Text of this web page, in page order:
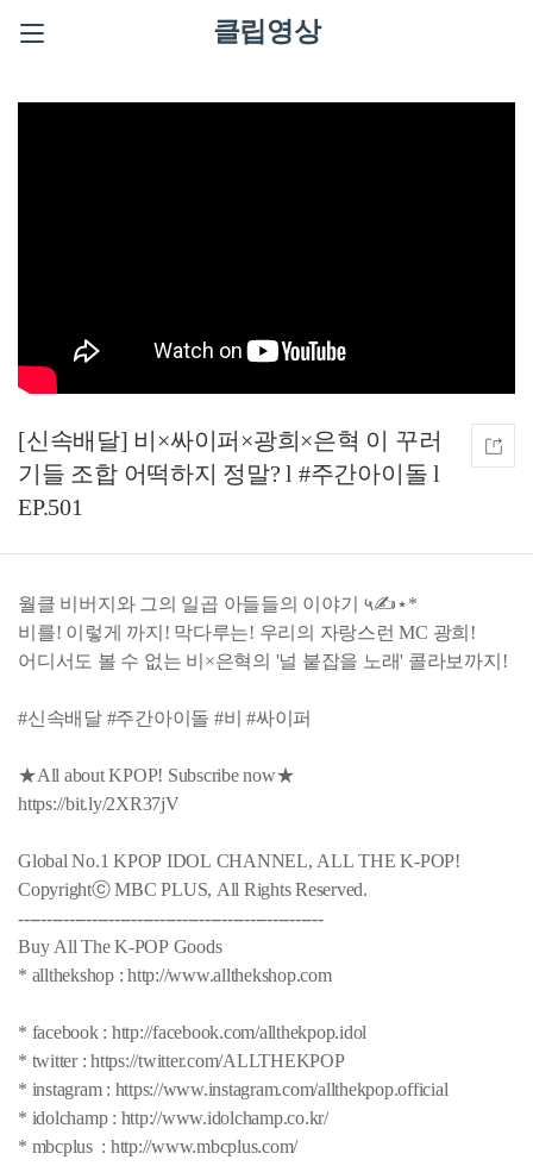
클립영상
[신속배달] ‍비×싸이퍼×광희×은혁 이 꾸러
기들 조합 어떡하지 정말? l #주간아이돌 l
EP.501
월클 비버지와 그의 일곱 아들들의 이야기 ५✍⋆*
비를! 이렇게 까지! 막다루는! 우리의 자랑스런 MC 광희!
‍어디서도 볼 수 없는 비×은혁의 '널 붙잡을 노래' 콜라보까지!
#신속배달 #주간아이돌 #비 #싸이퍼
★All about KPOP! Subscribe now★
https://bit.ly/2XR37jV
Global No.1 KPOP IDOL CHANNEL, ALL THE K-POP!
Copyrightⓒ MBC PLUS, All Rights Reserved.
------------------------------------------------------
Buy All The K-POP Goods
* allthekshop : http://www.allthekshop.com
* facebook : http://facebook.com/allthekpop.idol
* twitter : https://twitter.com/ALLTHEKPOP
* instagram : https://www.instagram.com/allthekpop.official
* idolchamp : http://www.idolchamp.co.kr/
* mbcplus : http://www.mbcplus.com/